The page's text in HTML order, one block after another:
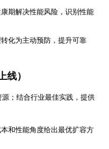
期解决性能风险，识别性能
化为主动预防，提升可靠
线）
；结合行业最佳实践，提供
和性能角度给出最优扩容方